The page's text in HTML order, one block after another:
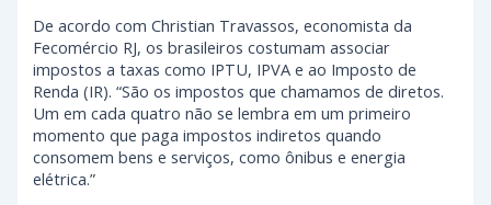
De acordo com Christian Travassos, economista da
Fecomércio RJ, os brasileiros costumam associar
impostos a taxas como IPTU, IPVA e ao Imposto de
Renda (IR). “São os impostos que chamamos de diretos.
Um em cada quatro não se lembra em um primeiro
momento que paga impostos indiretos quando
consomem bens e serviços, como ônibus e energia
elétrica.”